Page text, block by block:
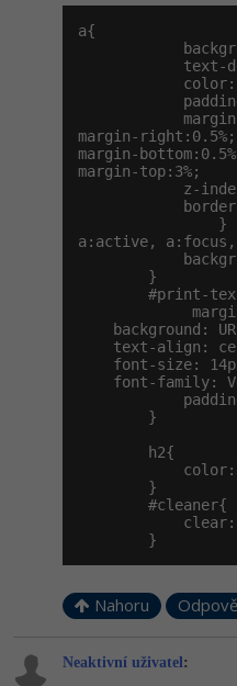
a{
text-
margin-right:0.5%;
margin-
margin-top:3%;
z-
                }
a:active,
        }
#print-
background:
text-align:
font-size:
font-family:
        }
        h2{
        }
        #cleaner{
        }
Nahoru
Neaktivní uživatel: